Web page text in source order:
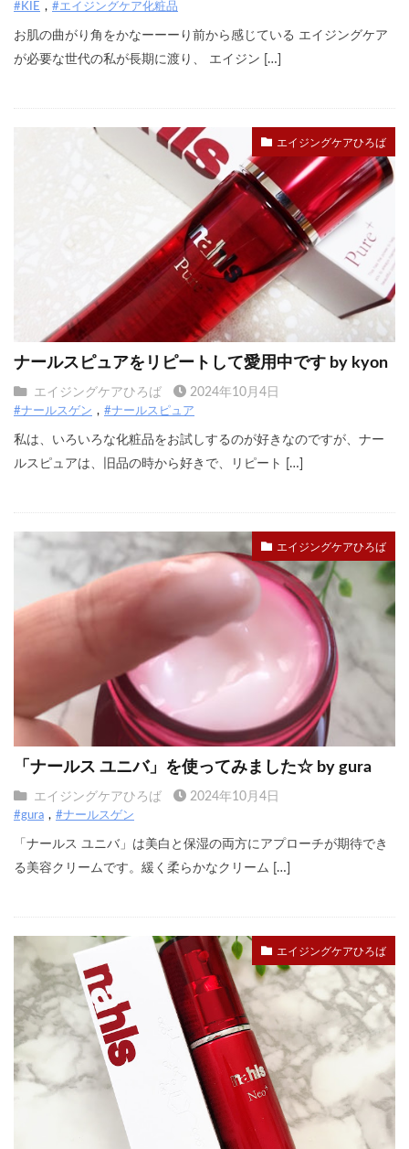
#KIE #エイジングケア化粧品
お肌の曲がり角をかなーーーり前から感じている エイジングケア
が必要な世代の私が長期に渡り、 エイジン […]
エイジングケアひろば
ナールスピュアをリピートして愛用中です by kyon
エイジングケアひろば 2024年10月4日
#ナールスゲン #ナールスピュア
私は、いろいろな化粧品をお試しするのが好きなのですが、ナー
ルスピュアは、旧品の時から好きで、リピート […]
エイジングケアひろば
「ナールス ユニバ」を使ってみました☆ by gura
エイジングケアひろば 2024年10月4日
#gura #ナールスゲン
「ナールス ユニバ」は美白と保湿の両方にアプローチが期待でき
る美容クリームです。緩く柔らかなクリーム […]
エイジングケアひろば